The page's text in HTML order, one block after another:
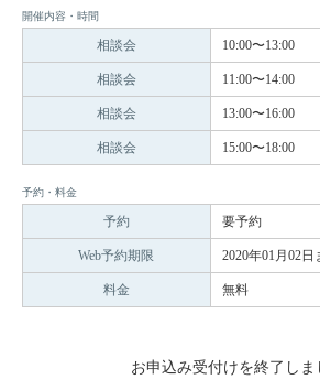
開催内容・時間
相談会 10:00〜13:00
相談会 11:00〜14:00
相談会 13:00〜16:00
相談会 15:00〜18:00
予約・料金
予約 要予約
Web予約期限 2020年01月02日
料金 無料
お申込み受付けを終了しま